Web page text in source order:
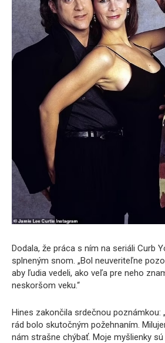
Dodala, že práca s ním na seriáli Curb
splneným snom. „Bol neuveriteľne
aby ľudia vedeli, ako veľa pre neho
neskoršom veku.“
Hines zakončila srdečnou poznámkou:
rád bolo skutočným požehnaním.
nám strašne chýbať. Moje myšlienky